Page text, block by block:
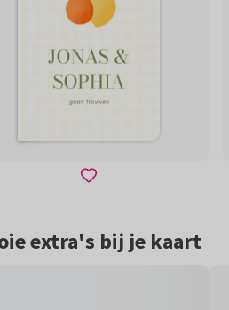
extra's bij je kaart